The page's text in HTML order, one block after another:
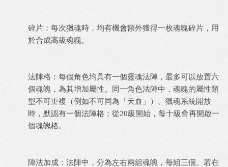
碎片：每次獵魂時，均有機會額外獲得一枚魂魄碎片，用
於合成高級魂魄。
法陣格：每個角色均具有一個靈魂法陣，最多可以放置六
個魂魄，為其增加屬性。同一角色法陣中，魂魄的屬性類
型不可重複（例如不可同為「天血」）。獵魂系統開放
時，默認有一個法陣格；從20級開始，每十級會再開啟一
個魂魄格。
陣法加成：法陣中，分為左右兩組魂魄，每組三個。若在